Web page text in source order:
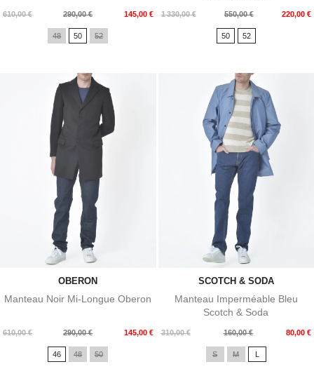
610,00 €
Prix
290,00 € 145,00 €
Prix
48 50 52
1 330,00 €
Prix
550,00 € 220,00 €
Prix
50 52
OBERON
Manteau Noir Mi-Longue Oberon
610,00 €
Prix
290,00 € 145,00 €
Prix
46 48 50
SCOTCH & SODA
Manteau Imperméable Bleu
Scotch & Soda
310,00 €
Prix
160,00 € 80,00 €
Prix
S M L